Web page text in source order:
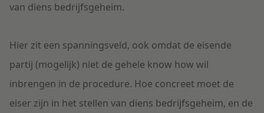
van diens bedrijfsgeheim.
Hier zit een spanningsveld, ook omdat de eisende
partij (mogelijk) niet de gehele know how wil
inbrengen in de procedure. Hoe concreet moet de
eiser zijn in het stellen van diens bedrijfsgeheim, en de